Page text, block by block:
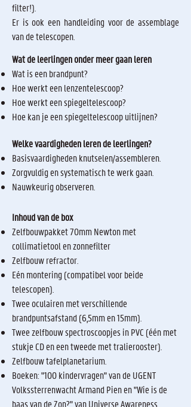
filter!).
Er is ook een handleiding voor de assemblage
van de telescopen.
Wat de leerlingen onder meer gaan leren
Wat is een brandpunt?
Hoe werkt een lenzentelescoop?
Hoe werkt een spiegeltelescoop?
Hoe kan je een spiegeltelescoop uitlijnen?
Welke vaardigheden leren de leerlingen?
Basisvaardigheden knutselen/assembleren.
Zorgvuldig en systematisch te werk gaan.
Nauwkeurig observeren.
Inhoud van de box
Zelfbouwpakket 70mm Newton met
collimatietool en zonnefilter
Zelfbouw refractor.
Eén montering (compatibel voor beide
telescopen).
Twee oculairen met verschillende
brandpuntsafstand (6,5mm en 15mm).
Twee zelfbouw spectroscoopjes in PVC (één met
stukje CD en een tweede met tralierooster).
Zelfbouw tafelplanetarium.
Boeken: "100 kindervragen" van de UGENT
Volkssterrenwacht Armand Pien en "Wie is de
baas van de Zon?" van Universe Awareness.